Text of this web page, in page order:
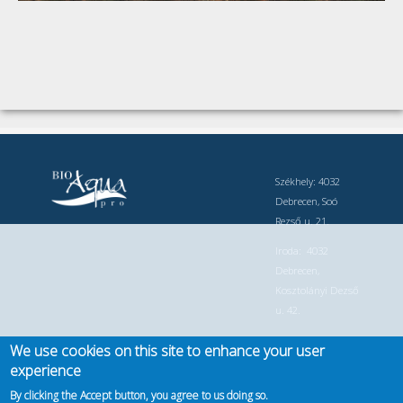
Székhely: 4032
Debrecen, Soó
Rezső u. 21.
Iroda: 4032
Kosztolányi Dezső
u. 42.
Telefonszám: +36
30 749 8526 +36
We use cookies on this site to enhance your user
experience
By clicking the Accept button, you agree to us doing so.